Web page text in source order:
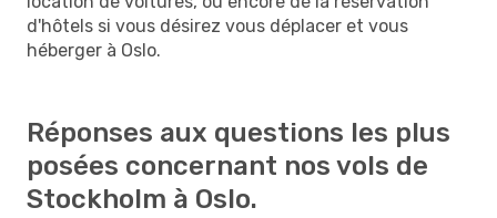
d'hôtels si vous désirez vous déplacer et vous
héberger à Oslo.
Réponses aux questions les plus
posées concernant nos vols de
Stockholm à Oslo.